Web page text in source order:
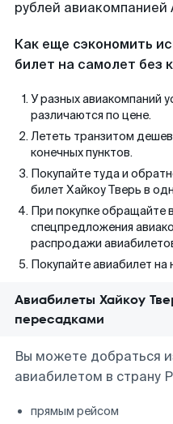
рублей авиакомпанией
Как еще сэкономить
билет на самолет без
У разных авиакомпаний
различаются по цене.
Лететь транзитом
конечных пунктов.
Покупайте туда и
билет Хайкоу Тверь в
При покупке обращайте
спецпредложения
распродажи
Покупайте авиабилет на
Авиабилеты Хайкоу
пересадками
Вы можете добраться
авиабилетом в страну
прямым рейсом